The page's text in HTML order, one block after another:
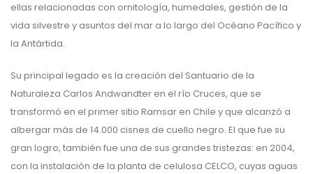
ellas relacionadas con ornitología, humedales, gestión de la
vida silvestre y asuntos del mar a lo largo del Océano Pacífico y
la Antártida.
Su principal legado es la creación del Santuario de la
Naturaleza Carlos Andwandter en el río Cruces, que se
transformó en el primer sitio Ramsar en Chile y que alcanzó a
albergar más de 14.000 cisnes de cuello negro. El que fue su
gran logro, también fue una de sus grandes tristezas: en 2004,
con la instalación de la planta de celulosa CELCO, cuyas aguas